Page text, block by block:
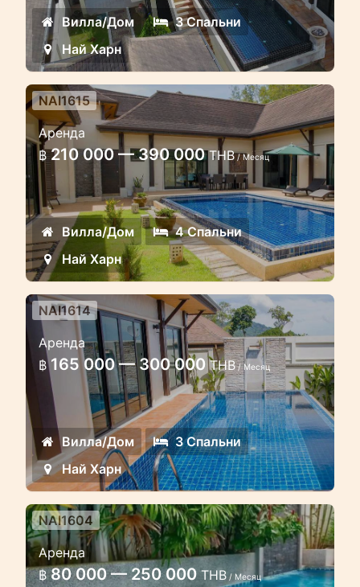
бассейном в поместье недалеко от
пляжа Найхарн
Вилла/Дом
3 Спальни
Най Харн
Вилла с 4 спальнями и
бассейном в районе Найхарн, в
20 минутах ходьбы от пляжа
Прекрасная вилла с 4 спальнями и
бассейном в Найхарне
NAI1615
Аренда
฿ 210 000 — 390 000THB / Месяц
Вилла/Дом
4 Спальни
Най Харн
Вилла с 3 спальнями и
бассейном в 15 минутах
ходьбы от пляжа Найхарн
Прекрасная вилла с бассейном на
пляже Найхарн
NAI1614
Аренда
฿ 165 000 — 300 000THB/ Месяц
Вилла/Дом
3 Спальни
Най Харн
2х спальная вилла с бассейном
рядом с пляжем Найхарн
NAI1604
Аренда
฿ 80 000 — 250 000THB / Месяц